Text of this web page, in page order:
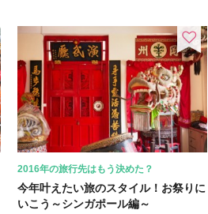
2016年の旅行先はもう決めた？
今年叶えたい旅のスタイル！お祭りに
いこう～シンガポール編～